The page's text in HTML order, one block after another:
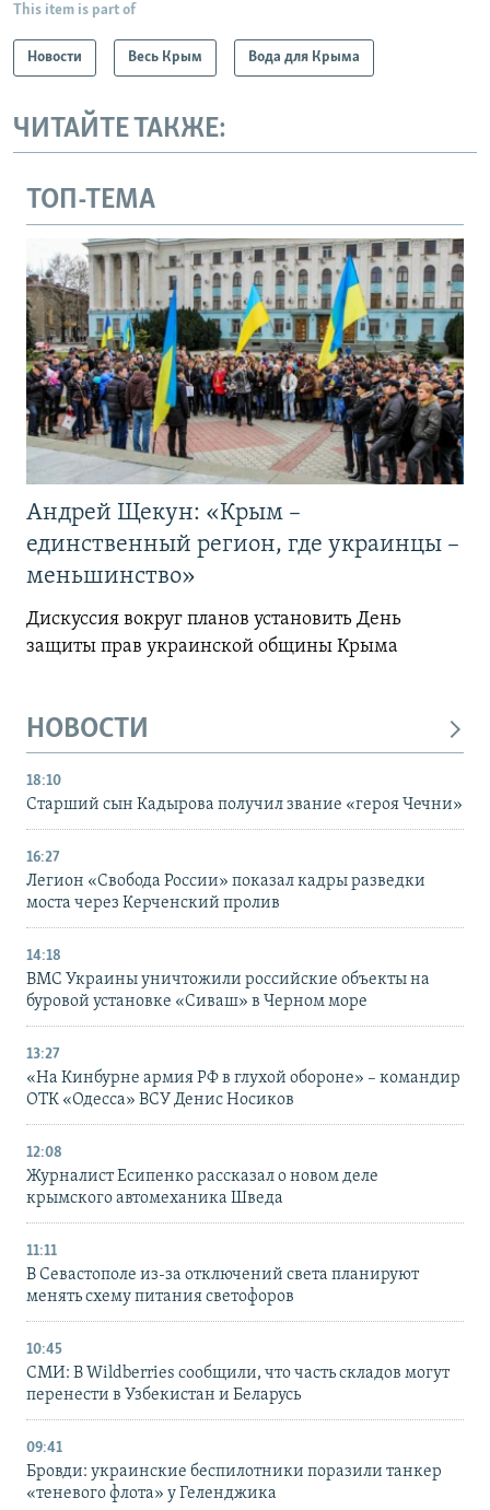
This item is part of
Новости Весь Крым Вода для Крыма
ЧИТАЙТЕ ТАКЖЕ:
ТОП-ТЕМА
Андрей Щекун: «Крым –
единственный регион, где украинцы –
меньшинство»
Дискуссия вокруг планов установить День
защиты прав украинской общины Крыма
НОВОСТИ
18:10
Старший сын Кадырова получил звание «героя Чечни»
16:27
Легион «Свобода России» показал кадры разведки
моста через Керченский пролив
14:18
ВМС Украины уничтожили российские объекты на
буровой установке «Сиваш» в Черном море
13:27
«На Кинбурне армия РФ в глухой обороне» – командир
ОТК «Одесса» ВСУ Денис Носиков
12:08
Журналист Есипенко рассказал о новом деле
крымского автомеханика Шведа
11:11
В Севастополе из-за отключений света планируют
менять схему питания светофоров
10:45
СМИ: В Wildberries сообщили, что часть складов могут
перенести в Узбекистан и Беларусь
09:41
Бровди: украинские беспилотники поразили танкер
«теневого флота» у Геленджика